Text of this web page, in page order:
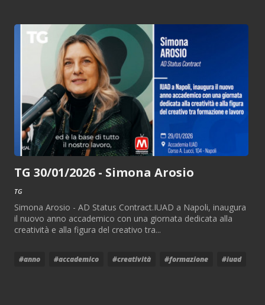
TG 30/01/2026 - Simona Arosio
TG
Simona Arosio - AD Status Contract.IUAD a Napoli, inaugura
il nuovo anno accademico con una giornata dedicata alla
creatività e alla figura del creativo tra...
#anno #accademico #creatività #formazione #iuad